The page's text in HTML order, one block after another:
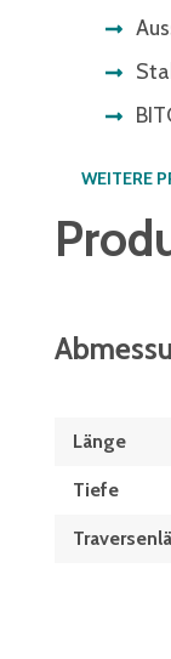
WEITERE
Länge
Tiefe